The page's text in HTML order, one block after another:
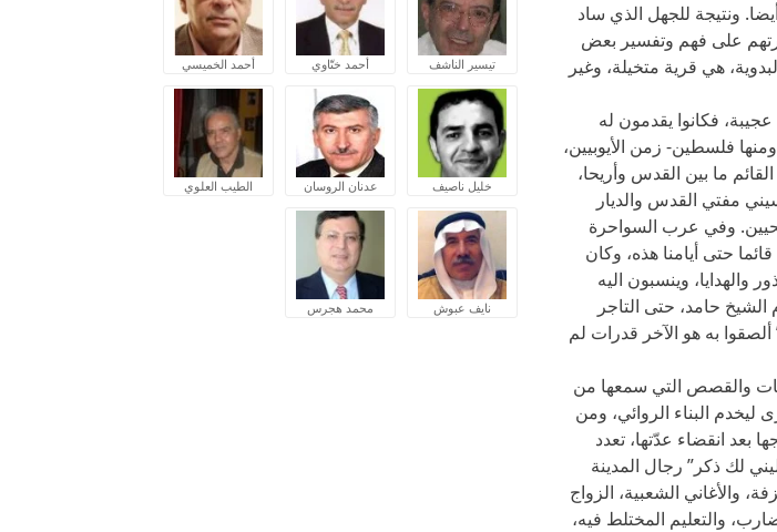
ونتيجة للجهل الذي ساد
على فهم وتفسير بعض
هي قرية متخيلة، وغير
فكانوا يقدمون له
فلسطين- زمن الأيوبيين،
ما بين القدس وأريحا،
مفتي القدس والديار
وفي عرب السواحرة
حتى أيامنا هذه، وكان
والهدايا، وينسبون اليه
حامد، حتى التاجر
به هو الآخر قدرات لم
والقصص التي سمعها من
البناء الروائي، ومن
بعد انقضاء عدّتها، تعدد
لك ذكر” رجال المدينة
والأغاني الشعبية، الزواج
والتعليم المختلط فيه،
تيسير الناشف أحمد ختّاوي أحمد الخميسي
خليل ناصيف عدنان الروسان الطيب العلوي
نايف عبوش محمد هجرس